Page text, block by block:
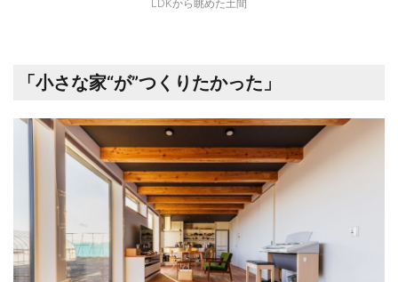
LDKから眺めた土間
「小さな家“が”つくりたかった」